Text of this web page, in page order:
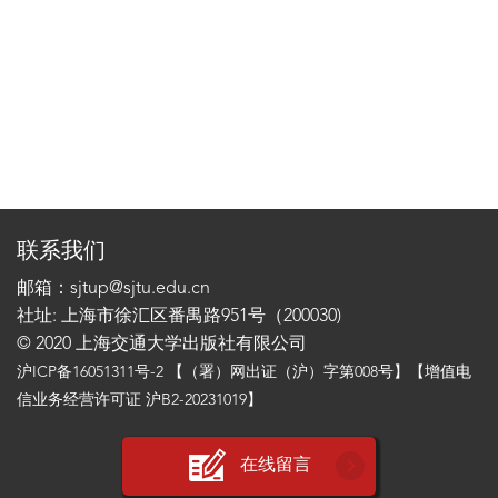
联系我们
邮箱：sjtup@sjtu.edu.cn
社址: 上海市徐汇区番禺路951号（200030)
© 2020 上海交通大学出版社有限公司
沪ICP备16051311号-2 【（署）网出证（沪）字第008号】【增值电
信业务经营许可证 沪B2-20231019】
在线留言